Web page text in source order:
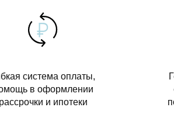
система оплаты,
в оформлении
рассрочки и ипотеки